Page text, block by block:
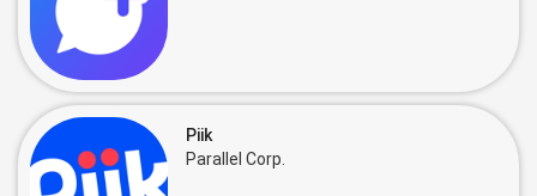
Piik
Parallel Corp.